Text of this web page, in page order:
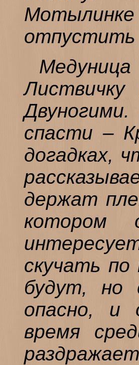
отпустить
спасти –
догадках,
держат
котором
скучать
будут, но
опасно, и
время